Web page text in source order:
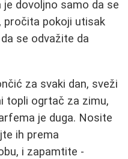
je dovoljno samo da se
pročita pokoji utisak
se odvažite da
za svaki dan, sveži
topli ogrtač za zimu,
je duga. Nosite
ih prema
i zapamtite -